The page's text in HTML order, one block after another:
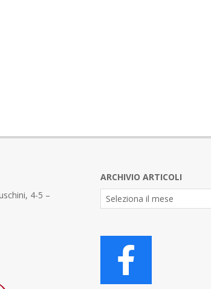
4-5 –
ARCHIVIO ARTICOLI
Archivio
Articoli